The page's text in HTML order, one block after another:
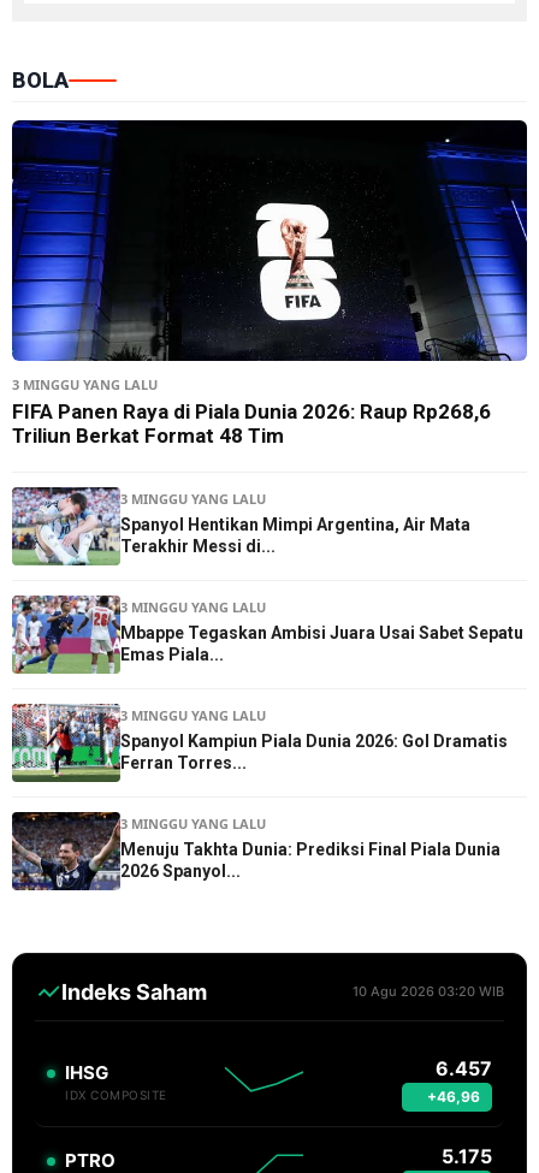
BOLA
3 MINGGU YANG LALU
FIFA Panen Raya di Piala Dunia 2026: Raup Rp268,6
Triliun Berkat Format 48 Tim
3 MINGGU YANG LALU
Spanyol Hentikan Mimpi Argentina, Air Mata
Terakhir Messi di...
3 MINGGU YANG LALU
Mbappe Tegaskan Ambisi Juara Usai Sabet Sepatu
Emas Piala...
3 MINGGU YANG LALU
Spanyol Kampiun Piala Dunia 2026: Gol Dramatis
Ferran Torres...
3 MINGGU YANG LALU
Menuju Takhta Dunia: Prediksi Final Piala Dunia
2026 Spanyol...
Indeks Saham 10 Agu 2026 03:20 WIB
IHSG
IDX COMPOSITE
6.457
+46,96
PTRO 5.175